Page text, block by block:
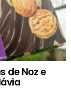
de Noz e